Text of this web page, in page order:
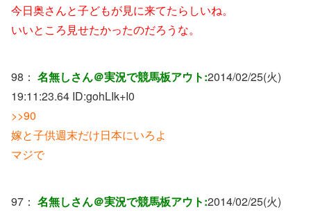
今日奥さんと子どもが見に来てたらしいね。
いいところ見せたかったのだろうな。
98： 名無しさん＠実況で競馬板アウト:2014/02/25(火)
19:11:23.64 ID:gohLIk+I0
>>90
嫁と子供週末だけ日本にいろよ
マジで
97： 名無しさん＠実況で競馬板アウト:2014/02/25(火)